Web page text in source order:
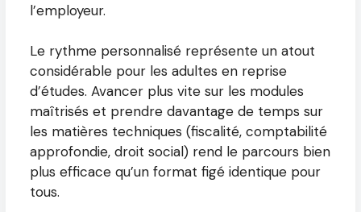
l’employeur.
Le rythme personnalisé représente un atout
considérable pour les adultes en reprise
d’études. Avancer plus vite sur les modules
maîtrisés et prendre davantage de temps sur
les matières techniques (fiscalité, comptabilité
approfondie, droit social) rend le parcours bien
plus efficace qu’un format figé identique pour
tous.